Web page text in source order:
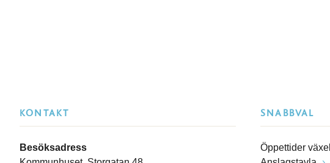
KONTAKT
Besöksadress
SNABBVAL
Öppettider